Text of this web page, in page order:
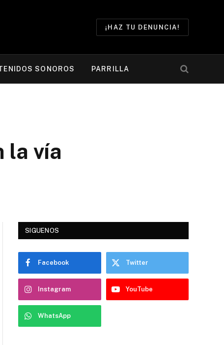
¡HAZ TU DENUNCIA!
SONOROS PARRILLA
la vía
SIGUENOS
Facebook Twitter
Instagram YouTube
WhatsApp